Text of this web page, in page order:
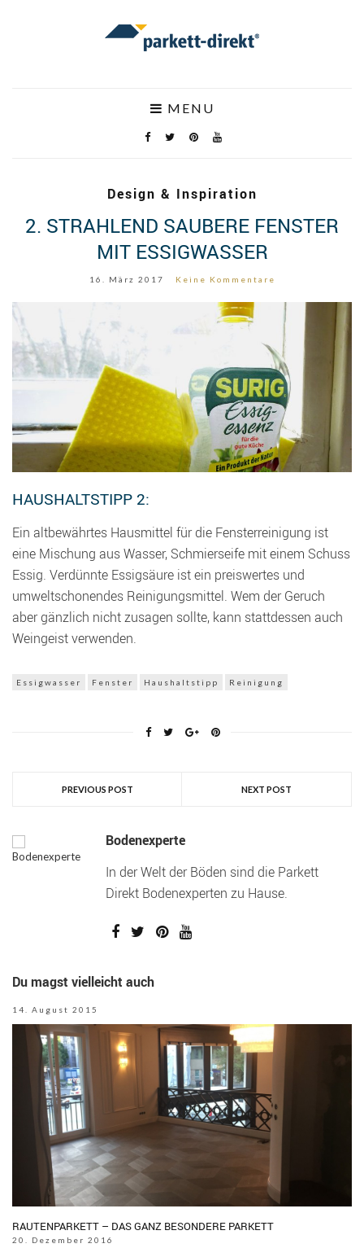
MENU
Design & Inspiration
2. STRAHLEND SAUBERE FENSTER
MIT ESSIGWASSER
16. März 2017 Keine Kommentare
HAUSHALTSTIPP 2:
Ein altbewährtes Hausmittel für die Fensterreinigung ist
eine Mischung aus Wasser, Schmierseife mit einem Schuss
Essig. Verdünnte Essigsäure ist ein preiswertes und
umweltschonendes Reinigungsmittel. Wem der Geruch
aber gänzlich nicht zusagen sollte, kann stattdessen auch
Weingeist verwenden.
Essigwasser Fenster Haushaltstipp Reinigung
PREVIOUS POST NEXT POST
Bodenexperte
In der Welt der Böden sind die Parkett
Direkt Bodenexperten zu Hause.
Du magst vielleicht auch
14. August 2015
RAUTENPARKETT – DAS GANZ BESONDERE PARKETT
20. Dezember 2016